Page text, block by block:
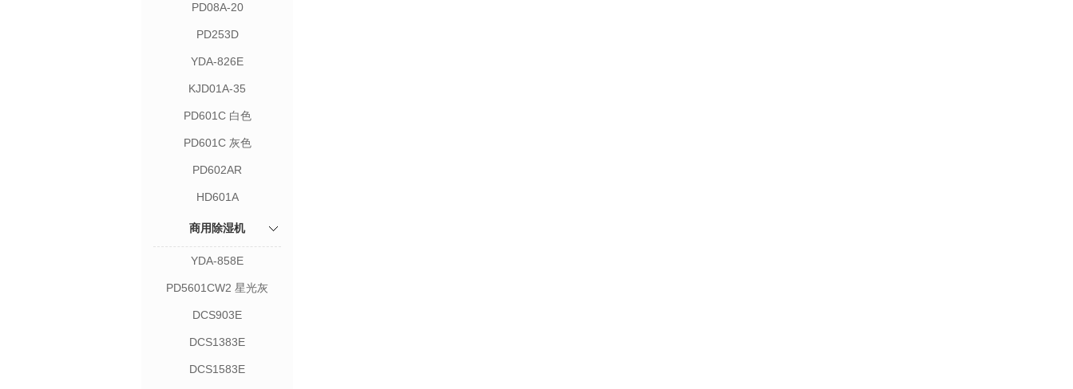
PD08A-20
PD253D
YDA-826E
KJD01A-35
PD601C 白色
PD601C 灰色
PD602AR
HD601A
商用除湿机
YDA-858E
PD5601CW2 星光灰
DCS903E
DCS1383E
DCS1583E